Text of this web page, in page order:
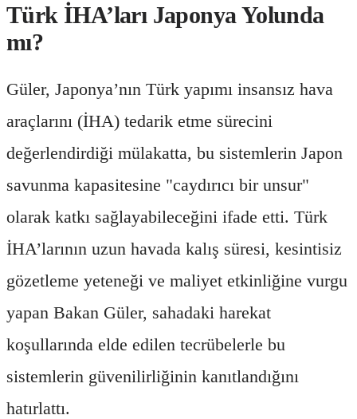
Türk İHA’ları Japonya Yolunda
mı?
Güler, Japonya’nın Türk yapımı insansız hava
araçlarını (İHA) tedarik etme sürecini
değerlendirdiği mülakatta, bu sistemlerin Japon
savunma kapasitesine "caydırıcı bir unsur"
olarak katkı sağlayabileceğini ifade etti. Türk
İHA’larının uzun havada kalış süresi, kesintisiz
gözetleme yeteneği ve maliyet etkinliğine vurgu
yapan Bakan Güler, sahadaki harekat
koşullarında elde edilen tecrübelerle bu
sistemlerin güvenilirliğinin kanıtlandığını
hatırlattı.